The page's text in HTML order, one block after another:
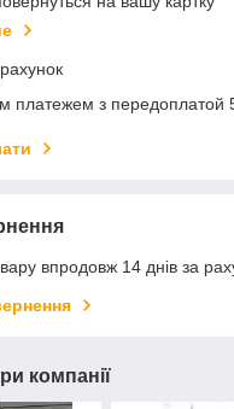
платежем з передоплатой
впродовж 14 днів за
компанії